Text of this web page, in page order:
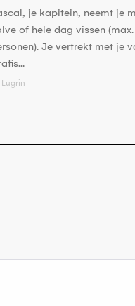
je kapitein, neemt je
of hele dag vissen
Je vertrekt met je
Lugrin